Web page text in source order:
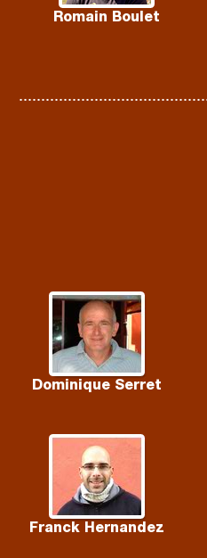
Romain Boulet
Dominique Serret
Franck Hernandez